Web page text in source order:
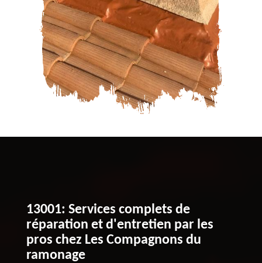
13001: Services complets de
réparation et d'entretien par les
pros chez Les Compagnons du
ramonage